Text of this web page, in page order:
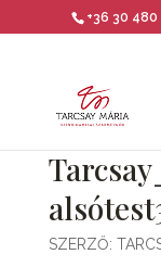
+36 30 480
SZERZŐ: